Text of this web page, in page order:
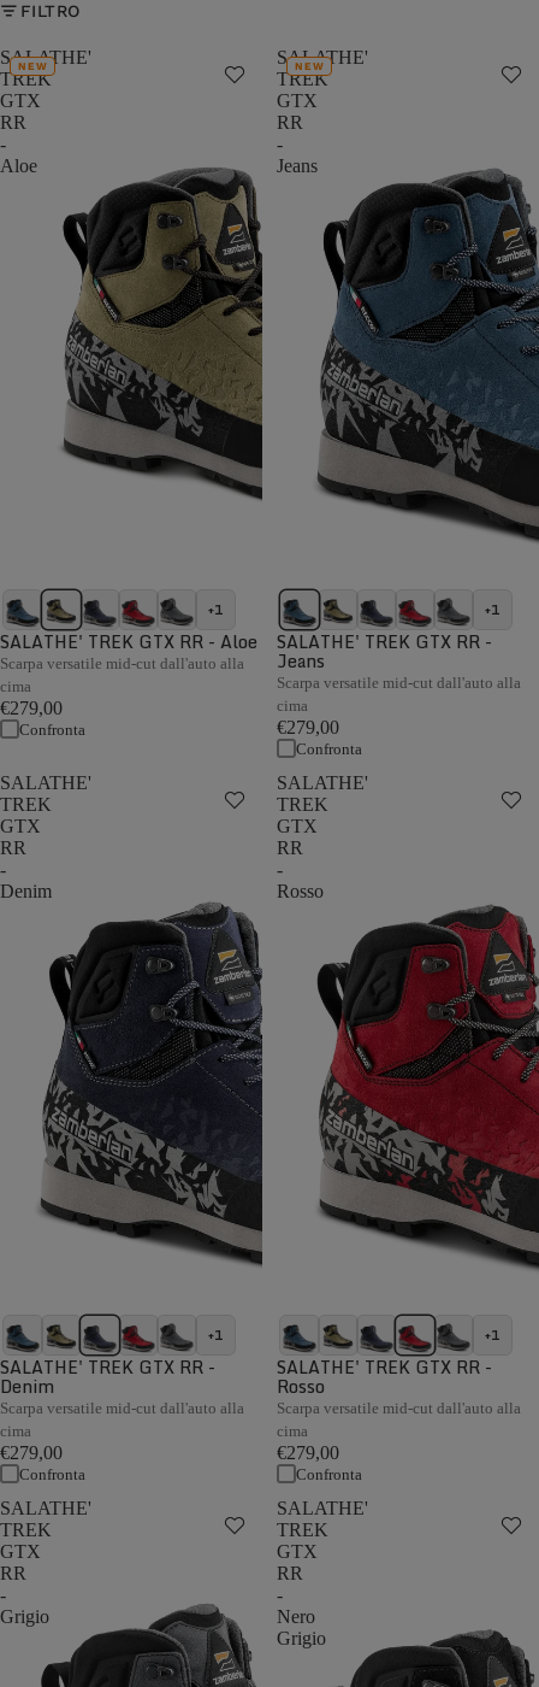
FILTRO
SALATHE'
TREK
GTX
RR
-
Aloe
NEW
+1
SALATHE' TREK GTX RR - Aloe
Scarpa versatile mid-cut dall'auto alla
cima
€279,00
Confronta
SALATHE'
TREK
GTX
RR
-
Jeans
NEW
+1
SALATHE' TREK GTX RR -
Jeans
Scarpa versatile mid-cut dall'auto alla
cima
€279,00
Confronta
SALATHE'
TREK
GTX
RR
-
Denim
+1
SALATHE' TREK GTX RR -
Denim
Scarpa versatile mid-cut dall'auto alla
cima
€279,00
Confronta
SALATHE'
TREK
GTX
RR
-
Rosso
+1
SALATHE' TREK GTX RR -
Rosso
Scarpa versatile mid-cut dall'auto alla
cima
€279,00
Confronta
SALATHE'
TREK
GTX
RR
-
Grigio
SALATHE'
TREK
GTX
RR
-
Nero
Grigio